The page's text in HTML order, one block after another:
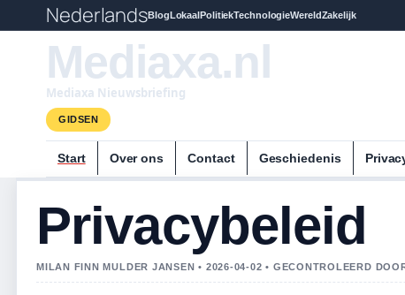
NederlandsBlogLokaalPolitiekTechnologieWereldZakelijk
Mediaxa.nl
Mediaxa Nieuwsbriefing
GIDSEN
Start Over ons Contact Geschiedenis
Privacybeleid
MILAN FINN MULDER JANSEN • 2026-04-02 • GECONTROLEERD